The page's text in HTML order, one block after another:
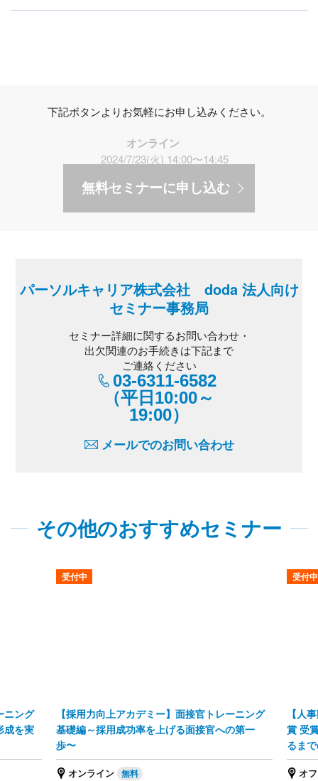
下記ボタンよりお気軽にお申し込みください。
オンライン
2024/7/23(火) 14:00〜14:45
無料セミナーに申し込む
パーソルキャリア株式会社 doda 法人向け
セミナー事務局
セミナー詳細に関するお問い合わせ・
出欠関連のお手続きは下記まで
ご連絡ください
03-6311-6582
（平日10:00～
19:00）
メールでのお問い合わせ
その他のおすすめセミナー
ニング
成を実
受付中
【採用力向上アカデミー】面接官トレーニング
基礎編～採用成功率を上げる面接官への第一
歩〜
オンライン
受付中
【人
賞 受
るま
オ